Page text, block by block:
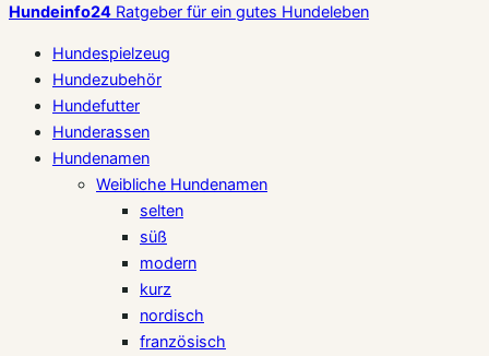
Hundeinfo24 Ratgeber für ein gutes Hundeleben
Hundespielzeug
Hundezubehör
Hundefutter
Hunderassen
Hundenamen
Weibliche Hundenamen
selten
süß
modern
kurz
nordisch
französisch